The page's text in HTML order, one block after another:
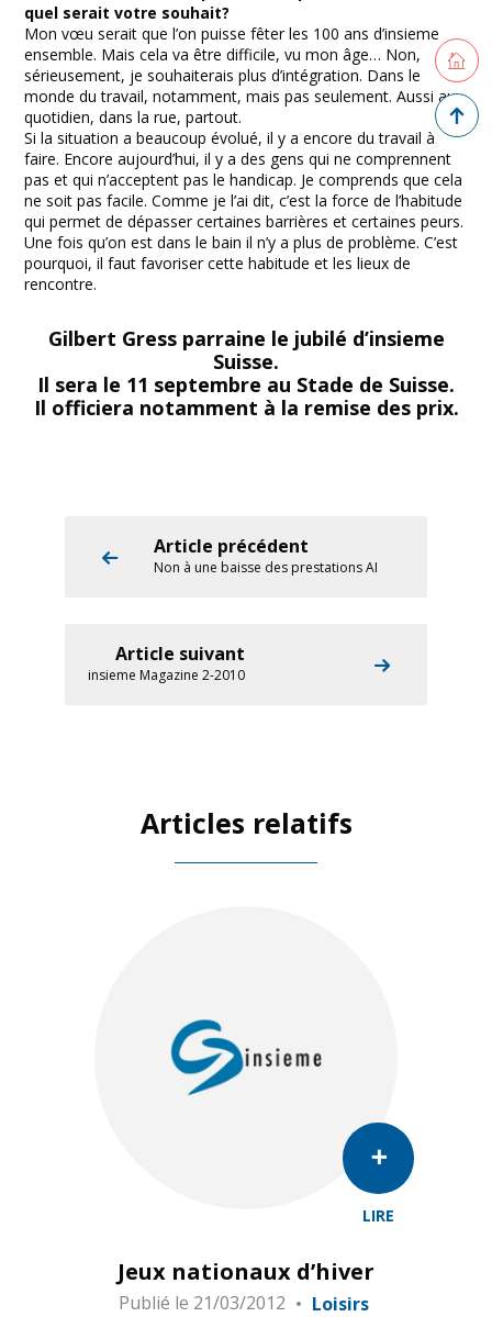
quel serait votre souhait?
Mon vœu serait que l’on puisse fêter les 100 ans d’insieme
ensemble. Mais cela va être difficile, vu mon âge… Non,
sérieusement, je souhaiterais plus d’intégration. Dans le
monde du travail, notamment, mais pas seulement. Aussi au
quotidien, dans la rue, partout.
Si la situation a beaucoup évolué, il y a encore du travail à
faire. Encore aujourd’hui, il y a des gens qui ne comprennent
pas et qui n’acceptent pas le handicap. Je comprends que cela
ne soit pas facile. Comme je l’ai dit, c’est la force de l’habitude
qui permet de dépasser certaines barrières et certaines peurs.
Une fois qu’on est dans le bain il n’y a plus de problème. C’est
pourquoi, il faut favoriser cette habitude et les lieux de
rencontre.
Gilbert Gress parraine le jubilé d’insieme
Suisse.
Il sera le 11 septembre au Stade de Suisse.
Il officiera notamment à la remise des prix.
Article précédent
Non à une baisse des prestations AI
Article suivant
insieme Magazine 2-2010
Articles relatifs
LIRE
Jeux nationaux d’hiver
Publié le 21/03/2012 Loisirs
Retour